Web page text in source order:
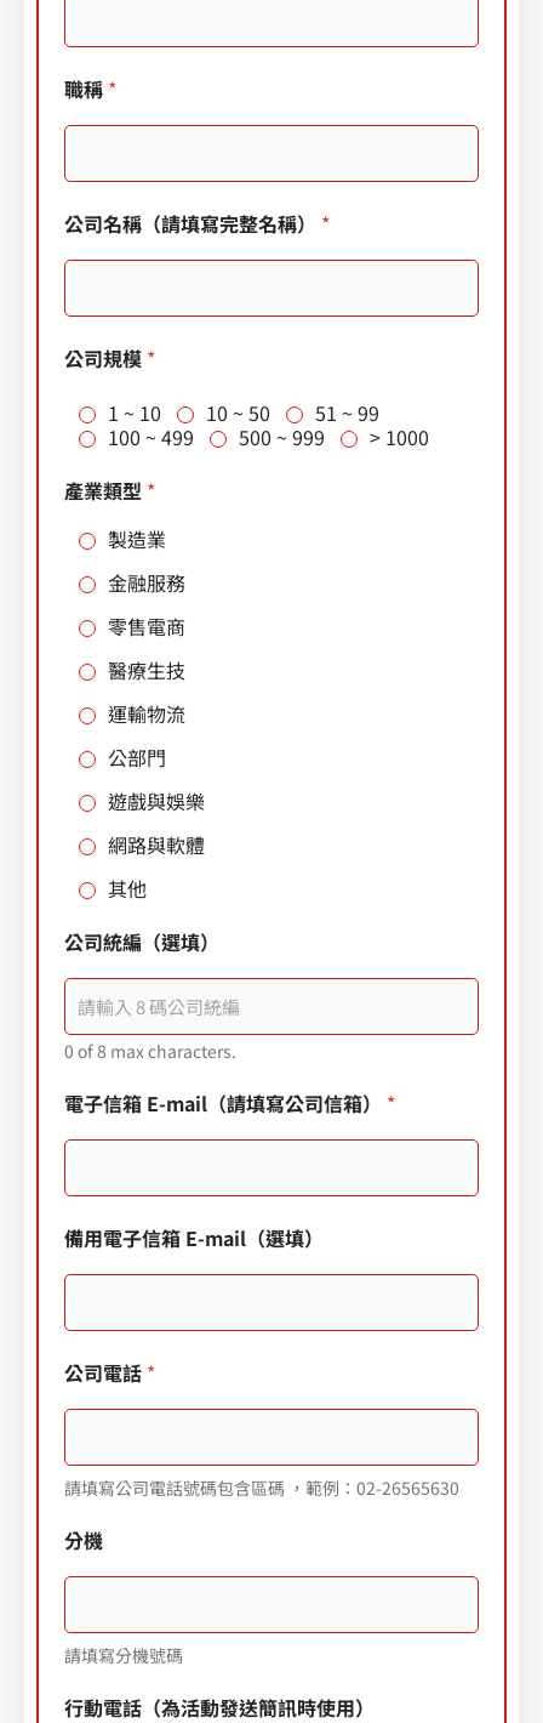
職稱 *
公司名稱（請填寫完整名稱） *
公司規模 *
1 ~ 10
10 ~ 50
51 ~ 99
100 ~ 499
500 ~ 999
> 1000
產業類型 *
製造業
金融服務
零售電商
醫療生技
運輸物流
公部門
遊戲與娛樂
網路與軟體
其他
公司統編（選填）
0 of 8 max characters.
電子信箱 E-mail（請填寫公司信箱） *
備用電子信箱 E-mail（選填）
公司電話 *
請填寫公司電話號碼包含區碼 ，範例：02-26565630
分機
請填寫分機號碼
行動電話（為活動發送簡訊時使用）